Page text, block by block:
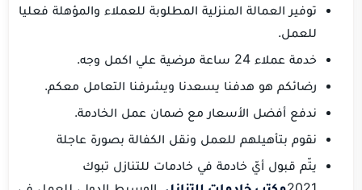
توفير العمالة المنزلية المطلوبة للعملاء والمؤهلة فعليا
للعمل.
خدمة عملاء 24 ساعة مرضية علي اكمل وجه.
رضائكم هو هدفنا يسعدنا ويشرفنا التعامل معكم.
ندفع أفضل الأسعار مع ضمان عمل الخادمة.
نقوم بتأهيلهم للعمل ونقل الكفالة بصورة عاجلة
يتّم قبول أيّ خادمة في خادمات للتنازل تبوك